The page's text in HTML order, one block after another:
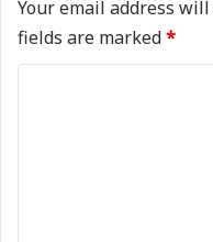
Your email address
fields are marked*